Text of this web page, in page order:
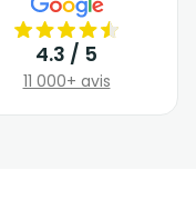
4.3 / 5
11 000+ avis